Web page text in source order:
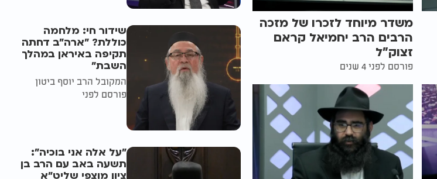
משדר מיוחד לזכרו של מזכה
הרבים הרב יחמיאל קראם
זצוק"ל
פורסם לפני 4 שנים
שידור חי: מלחמה
כוללת? ״ארה"ב דחתה
תקיפה באיראן במהלך
השבת״
המקובל הרב יוסף ביטון
פורסם לפני
"על אלה אני בוכיה":
תשעה באב עם הרב בן
ציון מוצפי שליט"א